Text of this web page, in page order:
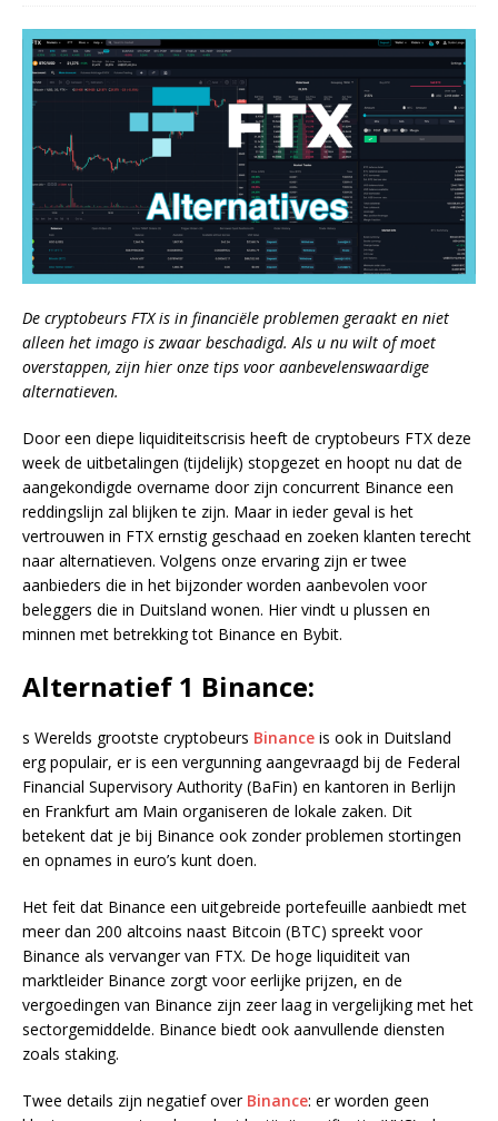
De cryptobeurs FTX is in financiële problemen geraakt en niet
alleen het imago is zwaar beschadigd. Als u nu wilt of moet
overstappen, zijn hier onze tips voor aanbevelenswaardige
alternatieven.
Door een diepe liquiditeitscrisis heeft de cryptobeurs FTX deze
week de uitbetalingen (tijdelijk) stopgezet en hoopt nu dat de
aangekondigde overname door zijn concurrent Binance een
reddingslijn zal blijken te zijn. Maar in ieder geval is het
vertrouwen in FTX ernstig geschaad en zoeken klanten terecht
naar alternatieven. Volgens onze ervaring zijn er twee
aanbieders die in het bijzonder worden aanbevolen voor
beleggers die in Duitsland wonen. Hier vindt u plussen en
minnen met betrekking tot Binance en Bybit.
Alternatief 1 Binance:
s Werelds grootste cryptobeurs Binance is ook in Duitsland
erg populair, er is een vergunning aangevraagd bij de Federal
Financial Supervisory Authority (BaFin) en kantoren in Berlijn
en Frankfurt am Main organiseren de lokale zaken. Dit
betekent dat je bij Binance ook zonder problemen stortingen
en opnames in euro’s kunt doen.
Het feit dat Binance een uitgebreide portefeuille aanbiedt met
meer dan 200 altcoins naast Bitcoin (BTC) spreekt voor
Binance als vervanger van FTX. De hoge liquiditeit van
marktleider Binance zorgt voor eerlijke prijzen, en de
vergoedingen van Binance zijn zeer laag in vergelijking met het
sectorgemiddelde. Binance biedt ook aanvullende diensten
zoals staking.
Twee details zijn negatief over Binance: er worden geen